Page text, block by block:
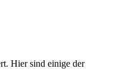
Hier sind einige der